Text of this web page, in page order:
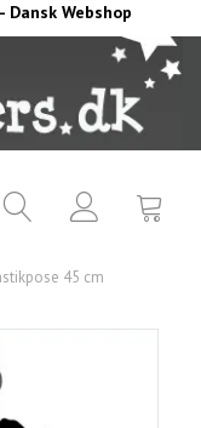
Webshop
45 cm